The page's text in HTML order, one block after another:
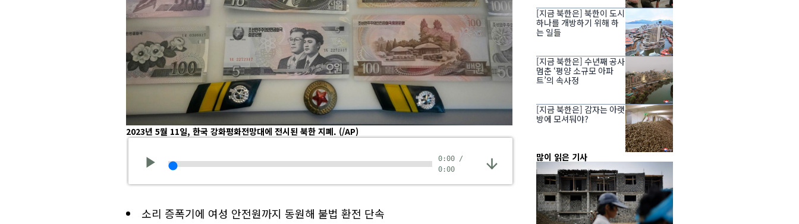
2023년 5월 11일, 한국 강화평화전망대에 전시된 북한 지폐. (/AP)
0:00 /
0:00
소리 증폭기에 여성 안전원까지 동원해 불법 환전 단속
[지금 북한은] 북한이 도시
하나를 개방하기 위해 하
는 일들
[지금 북한은] 수년째 공사
멈춘 ‘평양 소규모 아파
트’의 속사정
[지금 북한은] 감자는 아랫
방에 모셔둬야?
많이 읽은 기사